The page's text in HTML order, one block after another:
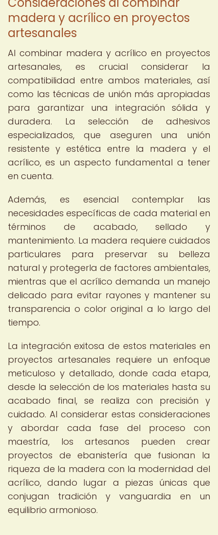
madera y acrílico en proyectos
artesanales
Al combinar madera y acrílico en proyectos
artesanales, es crucial considerar la
compatibilidad entre ambos materiales, así
como las técnicas de unión más apropiadas
para garantizar una integración sólida y
duradera. La selección de adhesivos
especializados, que aseguren una unión
resistente y estética entre la madera y el
acrílico, es un aspecto fundamental a tener
en cuenta.
Además, es esencial contemplar las
necesidades específicas de cada material en
términos de acabado, sellado y
mantenimiento. La madera requiere cuidados
particulares para preservar su belleza
natural y protegerla de factores ambientales,
mientras que el acrílico demanda un manejo
delicado para evitar rayones y mantener su
transparencia o color original a lo largo del
tiempo.
La integración exitosa de estos materiales en
proyectos artesanales requiere un enfoque
meticuloso y detallado, donde cada etapa,
desde la selección de los materiales hasta su
acabado final, se realiza con precisión y
cuidado. Al considerar estas consideraciones
y abordar cada fase del proceso con
maestría, los artesanos pueden crear
proyectos de ebanistería que fusionan la
riqueza de la madera con la modernidad del
acrílico, dando lugar a piezas únicas que
conjugan tradición y vanguardia en un
equilibrio armonioso.